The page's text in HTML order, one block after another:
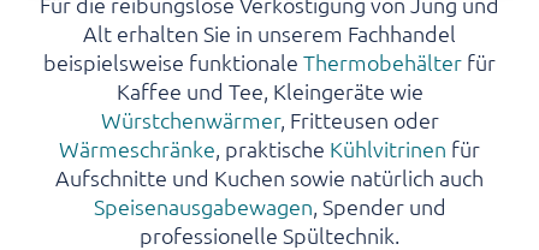
Alt erhalten Sie in unserem Fachhandel
beispielsweise funktionale Thermobehälter für
Kaffee und Tee, Kleingeräte wie
Würstchenwärmer, Fritteusen oder
Wärmeschränke, praktische Kühlvitrinen für
Aufschnitte und Kuchen sowie natürlich auch
Speisenausgabewagen, Spender und
professionelle Spültechnik.